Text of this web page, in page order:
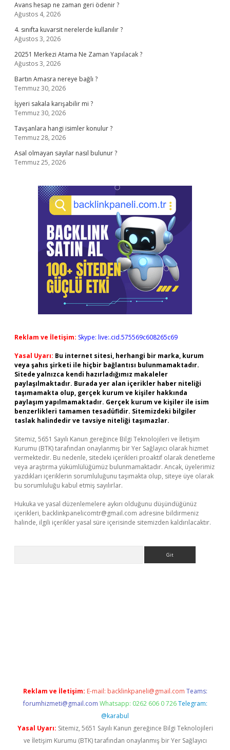
Avans hesap ne zaman geri ödenir ?
Ağustos 4, 2026
4. sınıfta kuvarsit nerelerde kullanılır ?
Ağustos 3, 2026
20251 Merkezi Atama Ne Zaman Yapılacak ?
Ağustos 3, 2026
Bartın Amasra nereye bağlı ?
Temmuz 30, 2026
İşyeri sakala karışabilir mi ?
Temmuz 30, 2026
Tavşanlara hangi isimler konulur ?
Temmuz 28, 2026
Asal olmayan sayılar nasıl bulunur ?
Temmuz 25, 2026
Reklam ve İletişim: Skype: live:.cid.575569c608265c69
Yasal Uyarı: Bu internet sitesi, herhangi bir marka, kurum
veya şahıs şirketi ile hiçbir bağlantısı bulunmamaktadır.
Sitede yalnızca kendi hazırladığımız makaleler
paylaşılmaktadır. Burada yer alan içerikler haber niteliği
taşımamakta olup, gerçek kurum ve kişiler hakkında
paylaşım yapılmamaktadır. Gerçek kurum ve kişiler ile isim
benzerlikleri tamamen tesadüfidir. Sitemizdeki bilgiler
taslak halindedir ve tavsiye niteliği taşımazlar.
Sitemiz, 5651 Sayılı Kanun gereğince Bilgi Teknolojileri ve İletişim
Kurumu (BTK) tarafından onaylanmış bir Yer Sağlayıcı olarak hizmet
vermektedir. Bu nedenle, sitedeki içerikleri proaktif olarak denetleme
veya araştırma yükümlülüğümüz bulunmamaktadır. Ancak, üyelerimiz
yazdıkları içeriklerin sorumluluğunu taşımakta olup, siteye üye olarak
bu sorumluluğu kabul etmiş sayılırlar.
Hukuka ve yasal düzenlemelere aykırı olduğunu düşündüğünüz
içerikleri, backlinkpanelicomtr@gmail.com adresine bildirmeniz
halinde, ilgili içerikler yasal süre içerisinde sitemizden kaldırılacaktır.
Reklam ve İletişim: E-mail: backlinkpaneli@gmail.com Teams:
forumhizmeti@gmail.com Whatsapp: 0262 606 0 726 Telegram:
@karabul
Yasal Uyarı: Sitemiz, 5651 Sayılı Kanun gereğince Bilgi Teknolojileri
ve İletişim Kurumu (BTK) tarafından onaylanmış bir Yer Sağlayıcı